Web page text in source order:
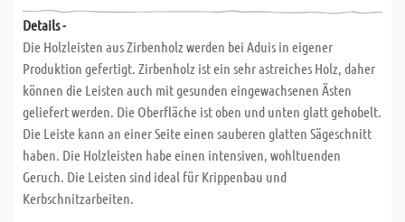
Details -
Die Holzleisten aus Zirbenholz werden bei Aduis in eigener
Produktion gefertigt. Zirbenholz ist ein sehr astreiches Holz, daher
können die Leisten auch mit gesunden eingewachsenen Ästen
geliefert werden. Die Oberfläche ist oben und unten glatt gehobelt.
Die Leiste kann an einer Seite einen sauberen glatten Sägeschnitt
haben. Die Holzleisten habe einen intensiven, wohltuenden
Geruch. Die Leisten sind ideal für Krippenbau und
Kerbschnitzarbeiten.